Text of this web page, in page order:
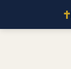
✝